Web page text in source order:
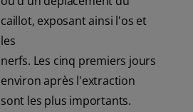
caillot, exposant ainsi l'os et
les
nerfs. Les cinq premiers jours
environ après l'extraction
sont les plus importants.